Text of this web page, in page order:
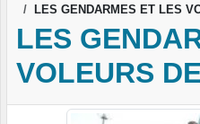
LES GENDARMES ET LES
LES
VOLEURS